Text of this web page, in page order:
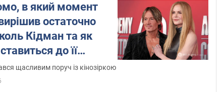
в який момент
остаточно
Кідман та як
до її
щасливим поруч із кінозіркою